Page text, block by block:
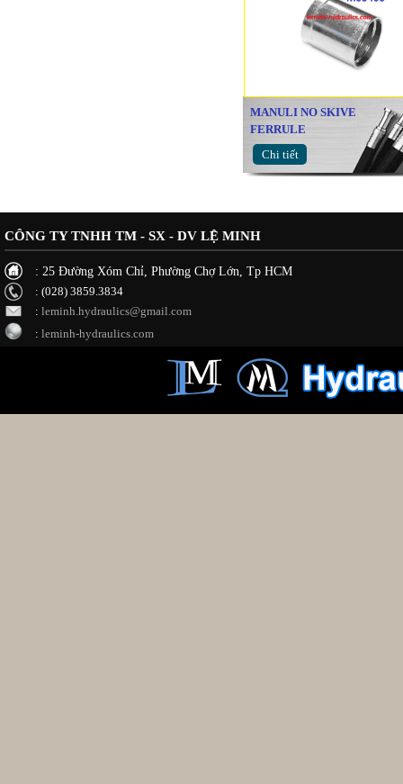
MANULI NO SKIVE
FERRULE
Chi tiết
CÔNG TY TNHH TM - SX - DV LỆ MINH
: 25 Đường Xóm Chỉ, Phường Chợ Lớn, Tp HCM
: (028) 3859.3834
: leminh.hydraulics@gmail.com
: leminh-hydraulics.com